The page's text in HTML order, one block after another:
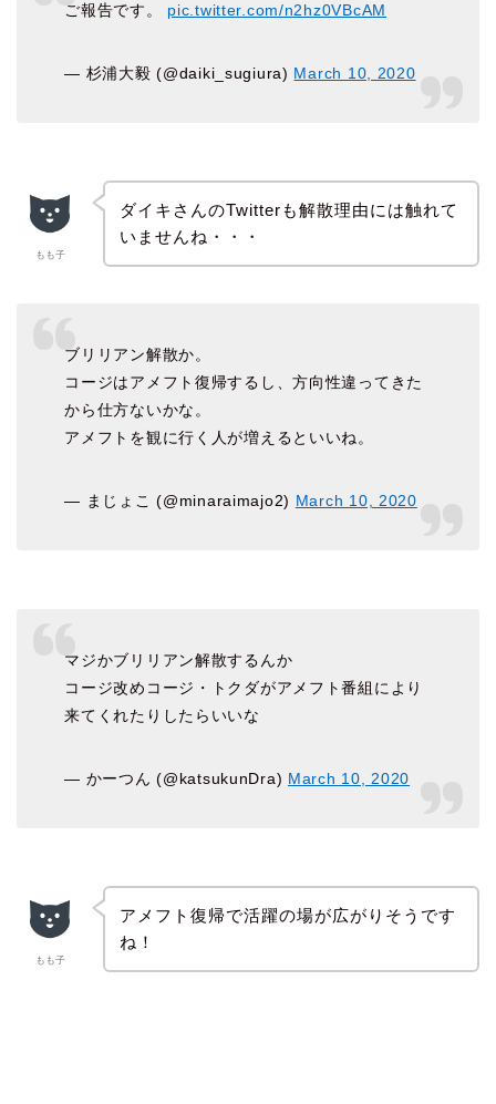
ご報告です。 pic.twitter.com/n2hz0VBcAM
— 杉浦大毅 (@daiki_sugiura) March 10, 2020
もも子
ダイキさんのTwitterも解散理由には触れて
いませんね・・・
ブリリアン解散か。
コージはアメフト復帰するし、方向性違ってきた
から仕方ないかな。
アメフトを観に行く人が増えるといいね。
— まじょこ (@minaraimajo2) March 10, 2020
マジかブリリアン解散するんか
コージ改めコージ・トクダがアメフト番組により
来てくれたりしたらいいな
— かーつん (@katsukunDra) March 10, 2020
もも子
アメフト復帰で活躍の場が広がりそうです
ね！